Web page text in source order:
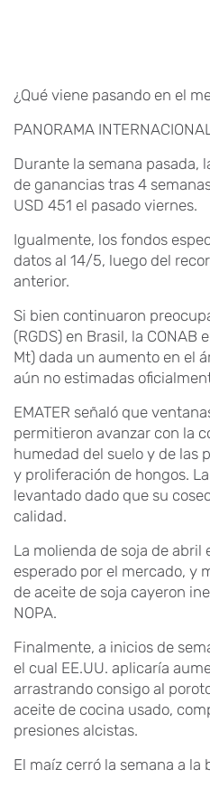
¿Qué viene pasando en el
PANORAMA INTERNACIONAL
Durante la semana pasada,
de ganancias tras 4
USD 451 el pasado viernes.
Igualmente, los fondos
datos al 14/5, luego del
anterior.
Si bien continuaron
(RGDS) en Brasil, la
Mt) dada un aumento en el
aún no estimadas
EMATER señaló que
permitieron avanzar con la
humedad del suelo y de las
y proliferación de hongos.
levantado dado que su
calidad.
La molienda de soja de abril
esperado por el mercado, y
de aceite de soja cayeron
NOPA.
Finalmente, a inicios de
el cual EE.UU. aplicaría
arrastrando consigo al
aceite de cocina usado,
presiones alcistas.
El maíz cerró la semana a la